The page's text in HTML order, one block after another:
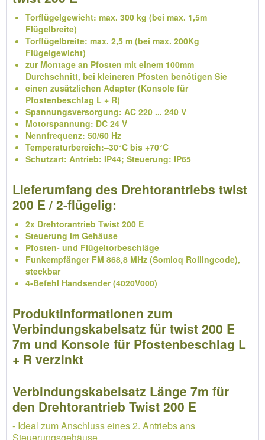
Torflügelgewicht: max. 300 kg (bei max. 1,5m
Flügelbreite)
Torflügelbreite: max. 2,5 m (bei max. 200Kg
Flügelgewicht)
zur Montage an Pfosten mit einem 100mm
Durchschnitt, bei kleineren Pfosten benötigen Sie
einen zusätzlichen Adapter (Konsole für
Pfostenbeschlag L + R)
Spannungsversorgung: AC 220 ... 240 V
Motorspannung: DC 24 V
Nennfrequenz: 50/60 Hz
Temperaturbereich:–30°C bis +70°C
Schutzart: Antrieb: IP44; Steuerung: IP65
Lieferumfang des Drehtorantriebs twist
200 E / 2-flügelig:
2x Drehtorantrieb Twist 200 E
Steuerung im Gehäuse
Pfosten- und Flügeltorbeschläge
Funkempfänger FM 868,8 MHz (Somloq Rollingcode),
steckbar
4-Befehl Handsender (4020V000)
Produktinformationen zum
Verbindungskabelsatz für twist 200 E
7m und Konsole für Pfostenbeschlag L
+ R verzinkt
Verbindungskabelsatz Länge 7m für
den Drehtorantrieb Twist 200 E
- Ideal zum Anschluss eines 2. Antriebs ans